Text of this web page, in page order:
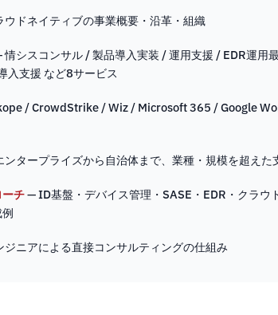
ドネイティブの事業概要・沿革・組織
シスコンサル / 製品導入実装 / 運用支援 / EDR運用
支援 など8サービス
/ CrowdStrike / Wiz / Microsoft 365 / Google
タープライズから自治体まで、業種・規模を超えた
チ— ID基盤・デバイス管理・SASE・EDR・クラウ
ニアによる直接コンサルティングの仕組み